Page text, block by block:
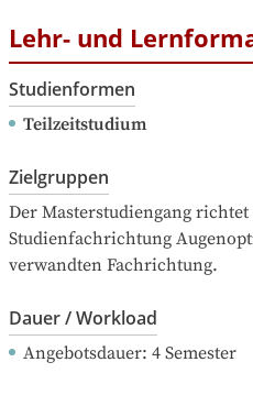
Lehr- und
Studienformen
Teilzeitstudium
Zielgruppen
Der Masterstudiengang
Studienfachrichtung
verwandten Fachrichtung.
Dauer / Workload
Angebotsdauer: 4 Semester